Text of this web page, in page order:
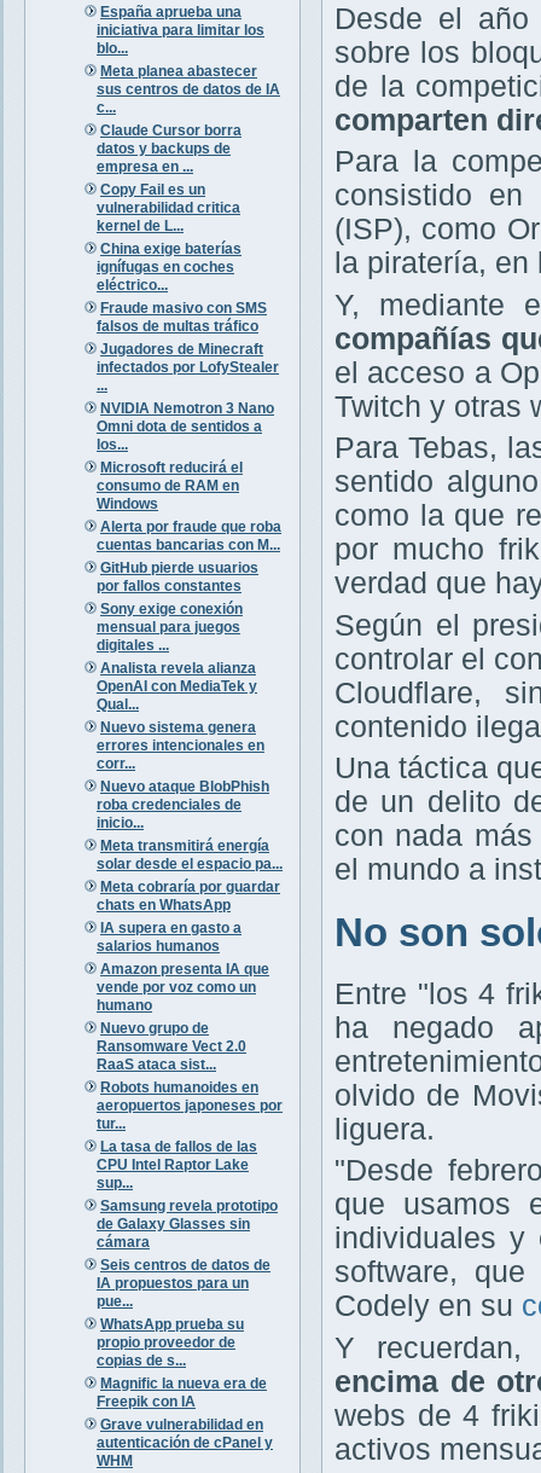
España aprueba una
iniciativa para limitar los
blo...
Meta planea abastecer
sus centros de datos de IA
c...
Claude Cursor borra
datos y backups de
empresa en ...
Copy Fail es un
vulnerabilidad critica
kernel de L...
China exige baterías
ignífugas en coches
eléctrico...
Fraude masivo con SMS
falsos de multas tráfico
Jugadores de Minecraft
infectados por LofyStealer
...
NVIDIA Nemotron 3 Nano
Omni dota de sentidos a
los...
Microsoft reducirá el
consumo de RAM en
Windows
Alerta por fraude que roba
cuentas bancarias con M...
GitHub pierde usuarios
por fallos constantes
Sony exige conexión
mensual para juegos
digitales ...
Analista revela alianza
OpenAI con MediaTek y
Qual...
Nuevo sistema genera
errores intencionales en
corr...
Nuevo ataque BlobPhish
roba credenciales de
inicio...
Meta transmitirá energía
solar desde el espacio pa...
Meta cobraría por guardar
chats en WhatsApp
IA supera en gasto a
salarios humanos
Amazon presenta IA que
vende por voz como un
humano
Nuevo grupo de
Ransomware Vect 2.0
RaaS ataca sist...
Robots humanoides en
aeropuertos japoneses por
tur...
La tasa de fallos de las
CPU Intel Raptor Lake
sup...
Samsung revela prototipo
de Galaxy Glasses sin
cámara
Seis centros de datos de
IA propuestos para un
pue...
WhatsApp prueba su
propio proveedor de
copias de s...
Magnific la nueva era de
Freepik con IA
Grave vulnerabilidad en
autenticación de cPanel y
WHM
Desde el
sobre los
de la
comparten
Para la
consistido en
(ISP), como
la piratería,
Y, mediante
compañías
el acceso a
Twitch y otras
Para Tebas,
sentido
como la que
por mucho
verdad que
Según el
controlar el
Cloudflare,
contenido
Una táctica
de un delito
con nada
el mundo a
No son
Entre "los 4
ha negado
olvido de
liguera.
"Desde
que usamos
individuales y
software,
Codely en su
Y
encima de
webs de 4
activos